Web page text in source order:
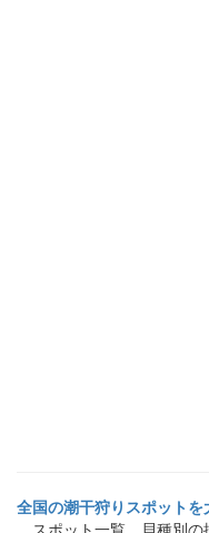
全国の潮干狩りスポットを
スポット一覧、貝種別の